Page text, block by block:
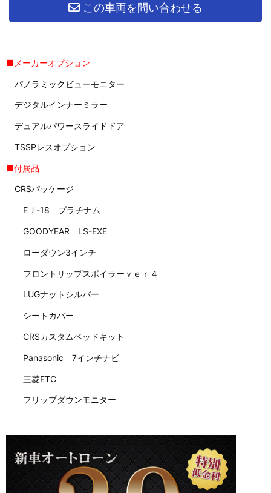
この車両を問い合わせる
■メーカーオプション
パノラミックビューモニター
デジタルインナーミラー
デュアルパワースライドドア
TSSPレスオプション
■付属品
CRSパッケージ
EＪ-18 プラチナム
GOODYEAR LS-EXE
ローダウン3インチ
フロントリップスポイラーｖｅｒ４
LUGナットシルバー
シートカバー
CRSカスタムベッドキット
Panasonic 7インチナビ
三菱ETC
フリップダウンモニター